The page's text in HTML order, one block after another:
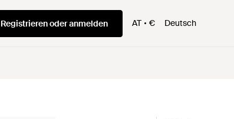
Registrieren oder anmelden AT € Deutsch